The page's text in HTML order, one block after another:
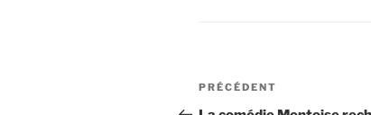
Navigation
Article
précédent
PRÉCÉDENT